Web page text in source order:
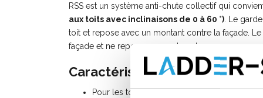
RSS est un système anti-chute collectif qui
aux toits avec inclinaisons de 0 à 60 °) . Le
toit et repose avec un montant contre la façade.
façade et ne repose pas sur le sol.
Caractéristiques:
Pour les toits en pente avec une pente